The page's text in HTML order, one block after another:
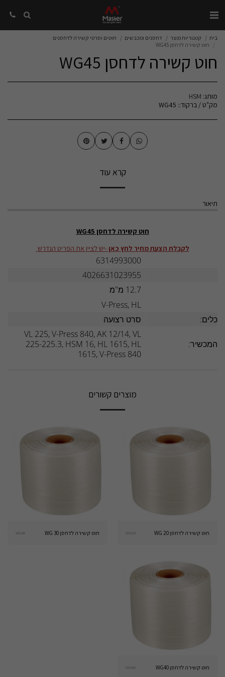
בית קטגוריות מוצר דחסנים ומכבשים
חוטים וסרטי קשירה לדחסנים
חוט קשירה לדחסן WG45
חוט קשירה לדחסן WG45
מותג: HSM
מק"ט / ברקוד:: WG45
קרא עוד
תיאור
חוט קשירה לדחסן WG45
לקבלת הצעת מחיר לחץ כאן-יש לציין את הפריט הנדרש
6314993000
4026631023955
12.7 מ"מ
V-Press, HL
סרט רצועה
המכשיר:
VL 225, V-Press 840, AK 12/14, VL
225-225.3, HSM 16, HL 1615, HL
1615, V-Press 840
מוצרים קשורים
חוט קשירה לדחסן WG 20 WG20 חוט קשירה לדחסן WG 30 WG30
חוט קשירה לדחסן WG40 WG40